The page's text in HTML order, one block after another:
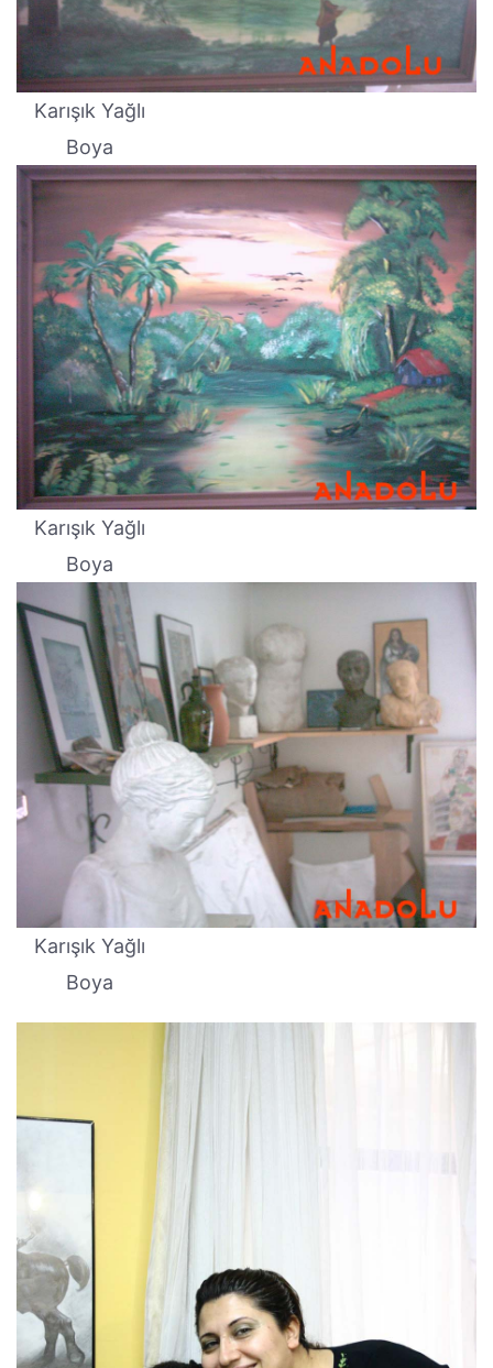
Karışık Yağlı
Boya
Karışık Yağlı
Boya
Karışık Yağlı
Boya